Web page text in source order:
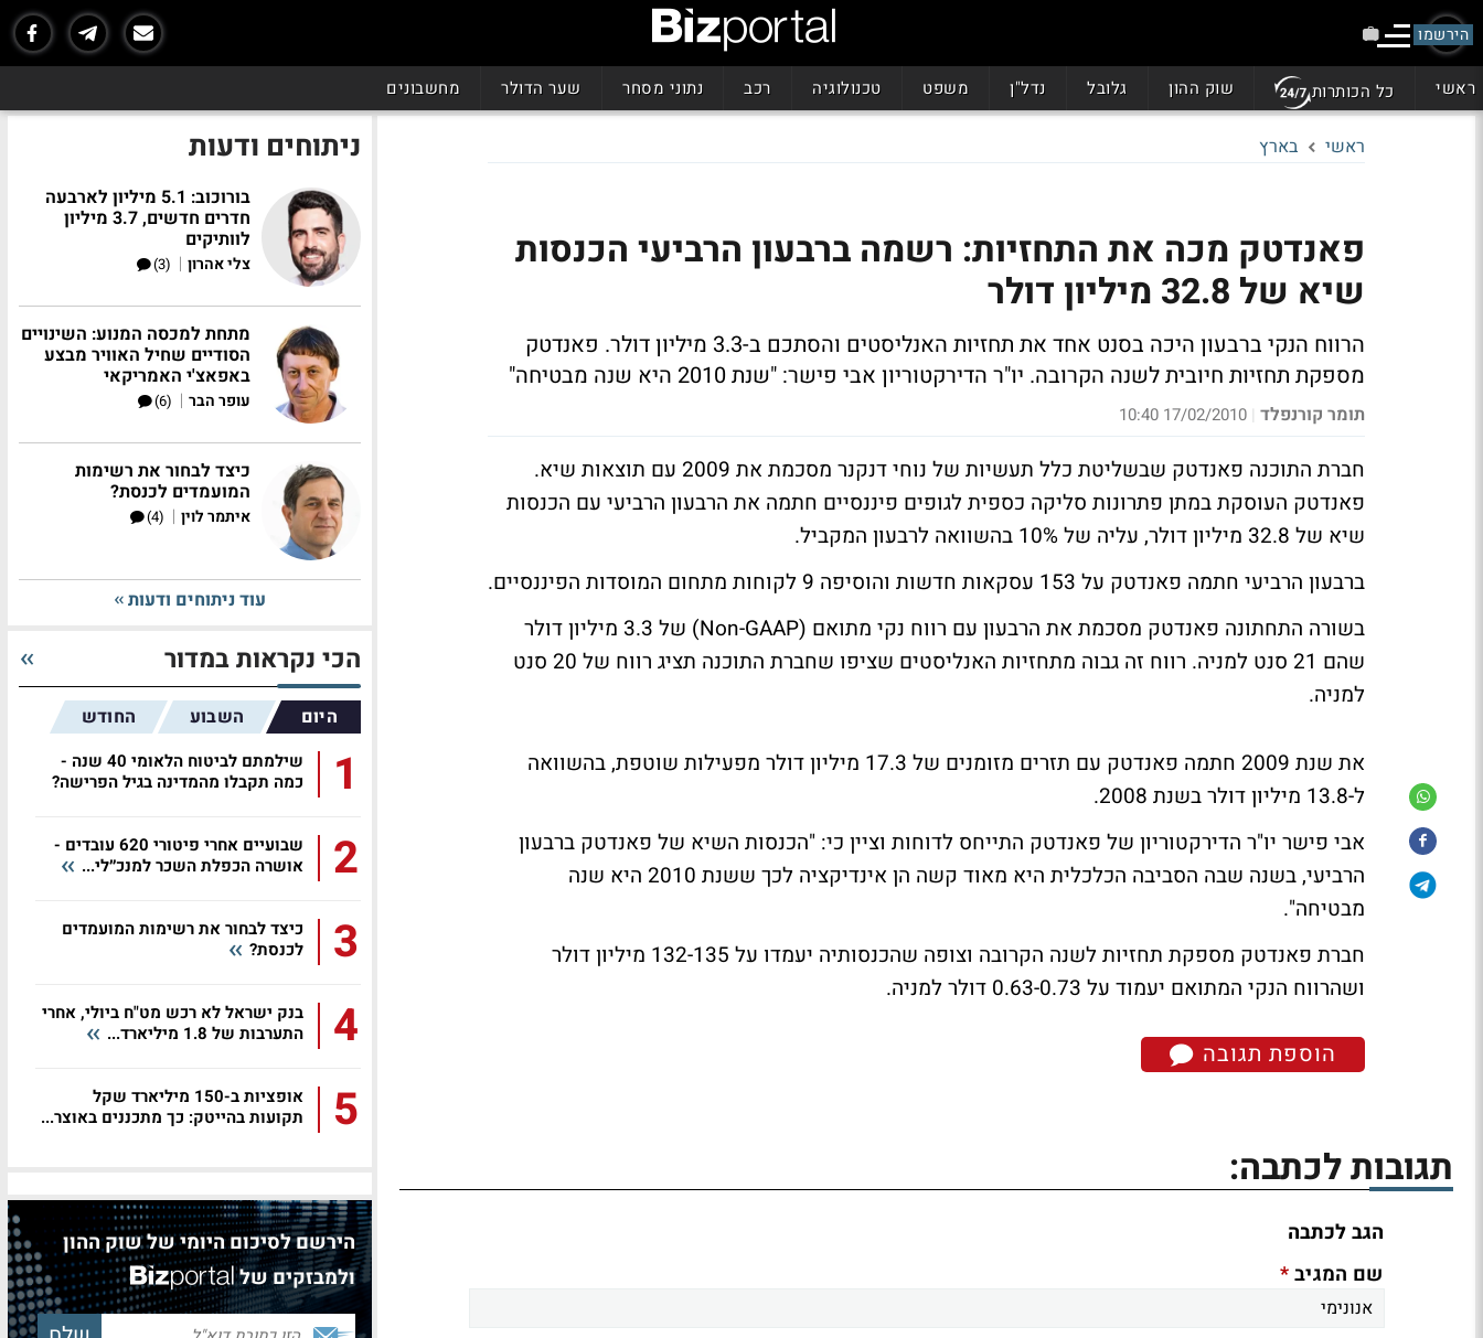
הירשמו
ראשי כל הכותרות שוק ההון גלובל נדל"ן משפט טכנולוגיה רכב נתוני מסחר שער הדולר מחשבונים
ראשי בארץ
פאנדטק מכה את התחזיות: רשמה ברבעון הרביעי הכנסות
שיא של 32.8 מיליון דולר
הרווח הנקי ברבעון היכה בסנט אחד את תחזיות האנליסטים והסתכם ב-3.3 מיליון דולר. פאנדטק
מספקת תחזיות חיובית לשנה הקרובה. יו"ר הדירקטוריון אבי פישר: "שנת 2010 היא שנה מבטיחה"
תומר קורנפלד |
17/02/2010 10:40
חברת התוכנה פאנדטק שבשליטת כלל תעשיות של נוחי דנקנר מסכמת את 2009 עם תוצאות שיא.
פאנדטק העוסקת במתן פתרונות סליקה כספית לגופים פיננסיים חתמה את הרבעון הרביעי עם הכנסות
שיא של 32.8 מיליון דולר, עליה של 10% בהשוואה לרבעון המקביל.
ברבעון הרביעי חתמה פאנדטק על 153 עסקאות חדשות והוסיפה 9 לקוחות מתחום המוסדות הפיננסיים.
בשורה התחתונה פאנדטק מסכמת את הרבעון עם רווח נקי מתואם (Non-GAAP) של 3.3 מיליון דולר
שהם 21 סנט למניה. רווח זה גבוה מתחזיות האנליסטים שציפו שחברת התוכנה תציג רווח של 20 סנט
למניה.
את שנת 2009 חתמה פאנדטק עם תזרים מזומנים של 17.3 מיליון דולר מפעילות שוטפת, בהשוואה
ל-13.8 מיליון דולר בשנת 2008.
אבי פישר יו"ר הדירקטוריון של פאנדטק התייחס לדוחות וציין כי: "הכנסות השיא של פאנדטק ברבעון
הרביעי, בשנה שבה הסביבה הכלכלית היא מאוד קשה הן אינדיקציה לכך ששנת 2010 היא שנה
מבטיחה".
חברת פאנדטק מספקת תחזיות לשנה הקרובה וצופה שהכנסותיה יעמדו על 132-135 מיליון דולר
ושהרווח הנקי המתואם יעמוד על 0.63-0.73 דולר למניה.
הוספת תגובה
תגובות לכתבה:
הגב לכתבה
שם המגיב*
ניתוחים ודעות
בורוכוב: 5.1 מיליון לארבעה
חדרים חדשים, 3.7 מיליון
לוותיקים
צלי אהרון |
(3)
מתחת למכסה המנוע: השינויים
הסודיים שחיל האוויר מבצע
באפאצ'י האמריקאי
עופר הבר |
(6)
כיצד לבחור את רשימות
המועמדים לכנסת?
איתמר לוין |
(4)
עוד ניתוחים ודעות
הכי נקראות במדור
היום השבוע החודש
1
שילמתם לביטוח הלאומי 40 שנה -
כמה תקבלו מהמדינה בגיל הפרישה?
2
שבועיים אחרי פיטורי 620 עובדים -
אושרה הכפלת השכר למנכ״לי...
3
כיצד לבחור את רשימות המועמדים
לכנסת?
4
בנק ישראל לא רכש מט"ח ביולי, אחרי
התערבות של 1.8 מיליארד...
5
אופציות ב-150 מיליארד שקל
תקועות בהייטק: כך מתכננים באוצר...
הירשם לסיכום היומי של שוק ההון
ולמבזקים של